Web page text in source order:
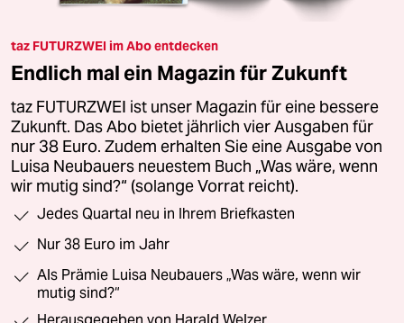
taz FUTURZWEI im Abo entdecken
Endlich mal ein Magazin für Zukunft
taz FUTURZWEI ist unser Magazin für eine bessere
Zukunft. Das Abo bietet jährlich vier Ausgaben für
nur 38 Euro. Zudem erhalten Sie eine Ausgabe von
Luisa Neubauers neuestem Buch „Was wäre, wenn
wir mutig sind?“ (solange Vorrat reicht).
Jedes Quartal neu in Ihrem Briefkasten
Nur 38 Euro im Jahr
Als Prämie Luisa Neubauers „Was wäre, wenn wir
mutig sind?“
Herausgegeben von Harald Welzer